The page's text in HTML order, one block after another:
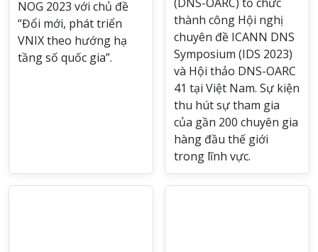
NOG 2023 với chủ đề
“Đổi mới, phát triển
VNIX theo hướng hạ
tầng số quốc gia”.
thành công Hội nghị
chuyên đề ICANN DNS
Symposium (IDS 2023)
và Hội thảo DNS-OARC
41 tại Việt Nam. Sự kiện
thu hút sự tham gia
của gần 200 chuyên gia
hàng đầu thế giới
trong lĩnh vực.